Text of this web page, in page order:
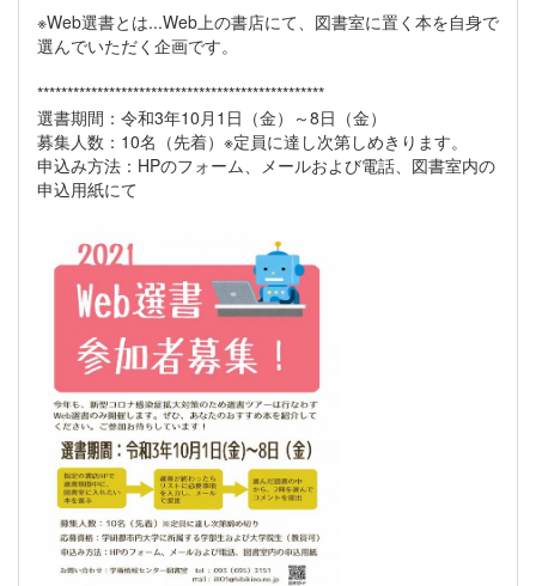
※Web選書とは...Web上の書店にて、図書室に置く本を自身で
選んでいただく企画です。
************************************************
選書期間：令和3年10月1日（金）～8日（金）
募集人数：10名（先着）※定員に達し次第しめきります。
申込み方法：HPのフォーム、メールおよび電話、図書室内の
申込用紙にて